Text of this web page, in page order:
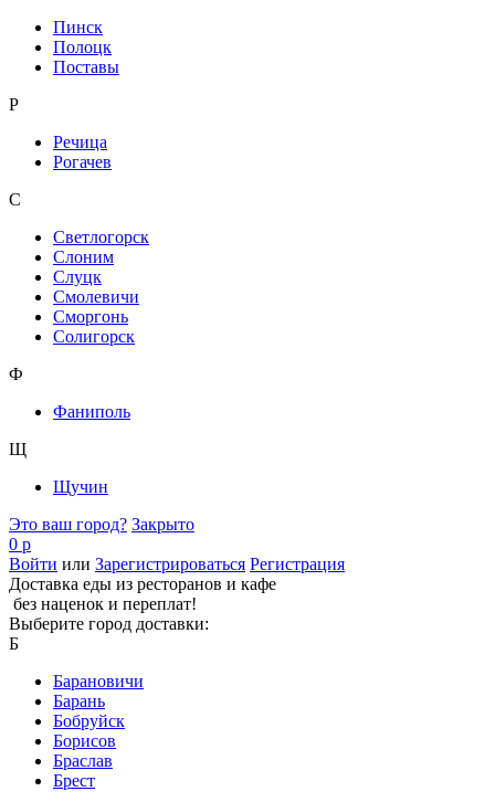
Пинск
Полоцк
Поставы
Р
Речица
Рогачев
С
Светлогорск
Слоним
Слуцк
Смолевичи
Сморгонь
Солигорск
Ф
Фаниполь
Щ
Щучин
Это ваш город? Закрыто
0 р
Войти или Зарегистрироваться Регистрация
Доставка еды из ресторанов и кафе
без наценок и переплат!
Выберите город доставки:
Б
Барановичи
Барань
Бобруйск
Борисов
Браслав
Брест